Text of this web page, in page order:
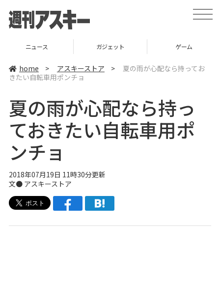
t
o
v
ニュース ガジェット ゲーム
home > アスキーストア >
夏の雨が心配なら持ってお
きたい自転車用ポンチョ
夏の雨が心配なら持っ
ておきたい自転車用ポ
ンチョ
2018年07月19日 11時30分更新
文● アスキーストア